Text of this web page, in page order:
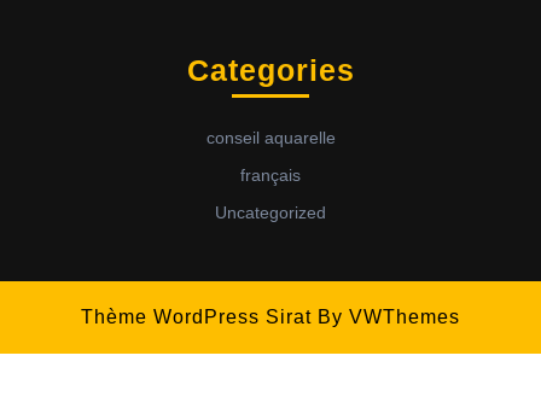
Categories
conseil aquarelle
français
Uncategorized
Thème WordPress Sirat By VWThemes